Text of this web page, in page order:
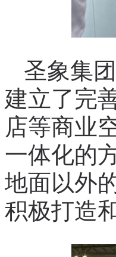
圣象集
建立了完
店等商业
一体化的
地面以外
积极打造